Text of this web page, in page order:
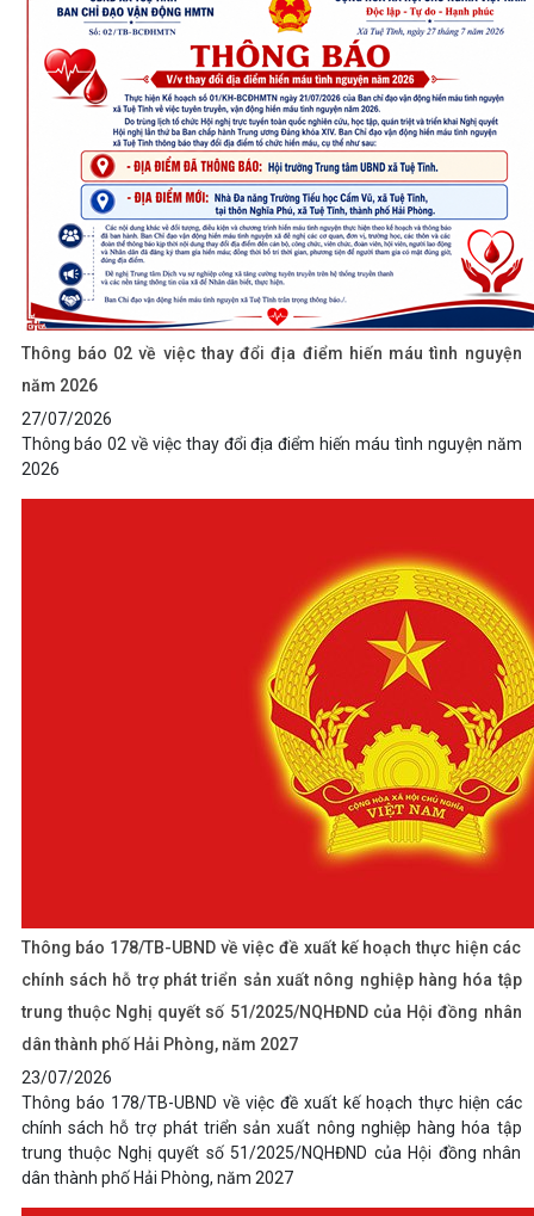
Thông báo 02 về việc thay đổi địa điểm hiến máu tình nguyện
năm 2026
27/07/2026
Thông báo 02 về việc thay đổi địa điểm hiến máu tình nguyện năm
2026
Thông báo 178/TB-UBND về việc đề xuất kế hoạch thực hiện các
chính sách hỗ trợ phát triển sản xuất nông nghiệp hàng hóa tập
trung thuộc Nghị quyết số 51/2025/NQHĐND của Hội đồng nhân
dân thành phố Hải Phòng, năm 2027
23/07/2026
Thông báo 178/TB-UBND về việc đề xuất kế hoạch thực hiện các
chính sách hỗ trợ phát triển sản xuất nông nghiệp hàng hóa tập
trung thuộc Nghị quyết số 51/2025/NQHĐND của Hội đồng nhân
dân thành phố Hải Phòng, năm 2027